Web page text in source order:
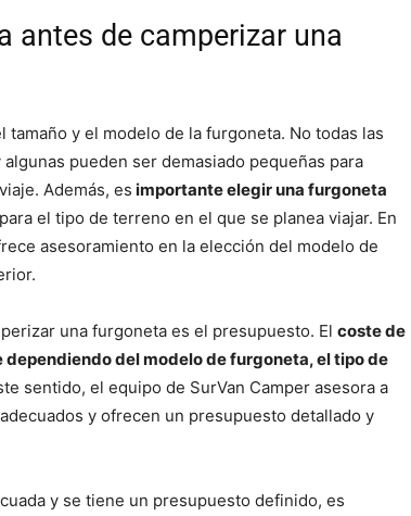
antes de camperizar una
y el modelo de la furgoneta. No todas las
pueden ser demasiado pequeñas para
Además, es importante elegir una furgoneta
para el tipo de terreno en el que se planea viajar. En
asesoramiento en la elección del modelo de
una furgoneta es el presupuesto. El coste de
del modelo de furgoneta, el tipo de
sentido, el equipo de SurVan Camper asesora a
y ofrecen un presupuesto detallado y
y se tiene un presupuesto definido, es